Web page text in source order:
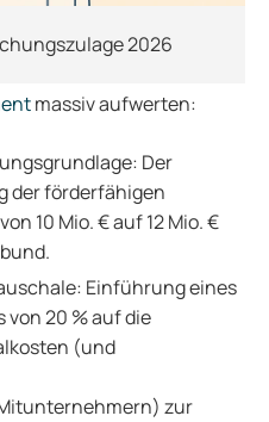
2026
massiv aufwerten:
Der
der förderfähigen
10 Mio. € auf 12 Mio. €
Einführung eines
20 % auf die
(und
zur